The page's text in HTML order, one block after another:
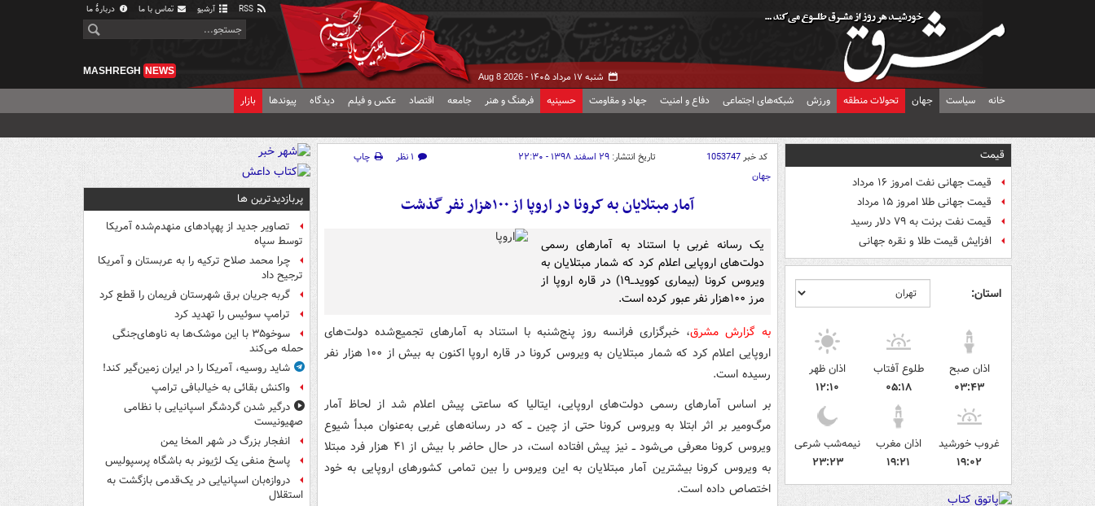
آرشیو تماس با ما دربارهٔ ما
شنبه ۱۷ مرداد ۱۴۰۵ - Aug 8 2026
MASHREGH NEWS
خانه سیاست جهان تحولات منطقه ورزش شبکه‌های اجتماعی دفاع و امنیت جهاد و مقاومت حسینیه فرهنگ و هنر جامعه اقتصاد عکس و فیلم دیدگاه پیوندها بازار
قیمت
قیمت جهانی نفت امروز ۱۶ مرداد
قیمت جهانی طلا امروز ۱۵ مرداد
قیمت نفت برنت به ۷۹ دلار رسید
افزایش قیمت طلا و نقره جهانی
استان:
اذان صبح
۰۳:۴۳
طلوع آفتاب
۰۵:۱۸
اذان ظهر
۱۲:۱۰
غروب خورشید
۱۹:۰۲
اذان مغرب
۱۹:۲۱
نیمه‌شب شرعی
۲۳:۲۳
کد خبر1053747 تاریخ انتشار: ۲۹ اسفند ۱۳۹۸ - ۲۲:۳۰ ۱ نظر
چاپ
جهان
آمار مبتلایان به کرونا در اروپا از ۱۰۰هزار نفر گذشت
یک رسانه غربی با استناد به آمارهای رسمی
دولت‌های اروپایی اعلام کرد که شمار مبتلایان به
ویروس کرونا (بیماری کوویدــ‌۱۹) در قاره اروپا از
مرز ۱۰۰هزار نفر عبور کرده است.
به گزارش مشرق، خبرگزاری فرانسه روز پنج‌شنبه با استناد به آمارهای تجمیع‌شده دولت‌های
اروپایی اعلام کرد که شمار مبتلایان به ویروس کرونا در قاره اروپا اکنون به بیش از ۱۰۰ هزار نفر
رسیده است.
بر اساس آمارهای رسمی دولت‌های اروپایی، ایتالیا که ساعتی پیش اعلام شد از لحاظ آمار
مرگ‌ومیر بر اثر ابتلا به ویروس کرونا حتی از چین ــ که در رسانه‌های غربی به‌عنوان مبدأ شیوع
ویروس کرونا معرفی می‌شود ــ نیز پیش افتاده است، در حال حاضر با بیش از ۴۱ هزار فرد مبتلا
به ویروس کرونا بیشترین آمار مبتلایان به این ویروس را بین تمامی کشورهای اروپایی به خود
اختصاص داده است.
پربازدیدترین ها
تصاویر جدید از پهپادهای منهدم‌شده آمریکا
توسط سپاه
چرا محمد صلاح ترکیه را به عربستان و آمریکا
ترجیح داد
گربه جریان برق شهرستان فریمان را قطع کرد
ترامپ سوئیس را تهدید کرد
سوخو۳۵ با این موشک‌ها به ناوهای‌جنگی
حمله می‌کند
شاید روسیه، آمریکا را در ایران زمین‌گیر کند!
واکنش بقائی به خیالبافی ترامپ
درگیر شدن گردشگر اسپانیایی با نظامی
صهیونیست
انفجار بزرگ در شهر المخا یمن
پاسخ منفی یک لژیونر به باشگاه پرسپولیس
دروازه‌بان اسپانیایی در یک‌قدمی بازگشت به
استقلال